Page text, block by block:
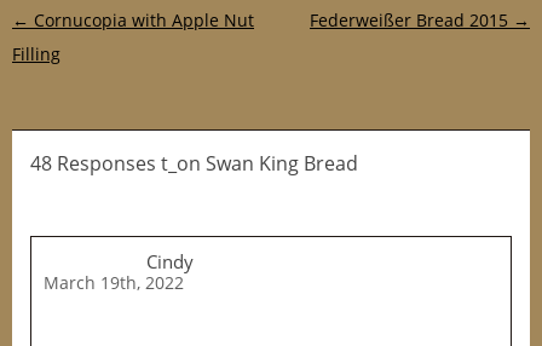
Post navigation
← Cornucopia with Apple Nut
Filling
Federweißer Bread 2015 →
48 Responses t_on Swan King Bread
Cindy
March 19th, 2022